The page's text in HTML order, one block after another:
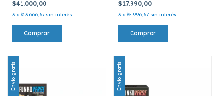
$41.000,00
3 x $13.666,67 sin interés
$17.990,00
3 x $5.996,67 sin interés
Envío gratis Envío gratis